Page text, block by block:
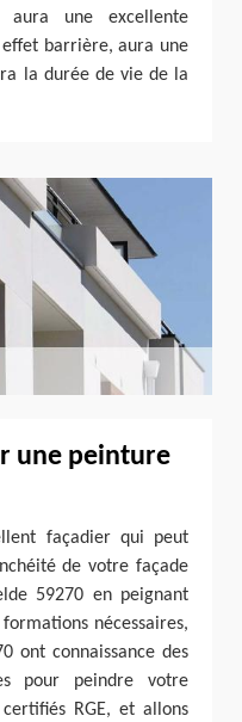
une excellente
barrière, aura une
la durée de vie de la
une peinture
façadier qui peut
de votre façade
59270 en peignant
nécessaires,
ont connaissance des
pour peindre votre
RGE, et allons